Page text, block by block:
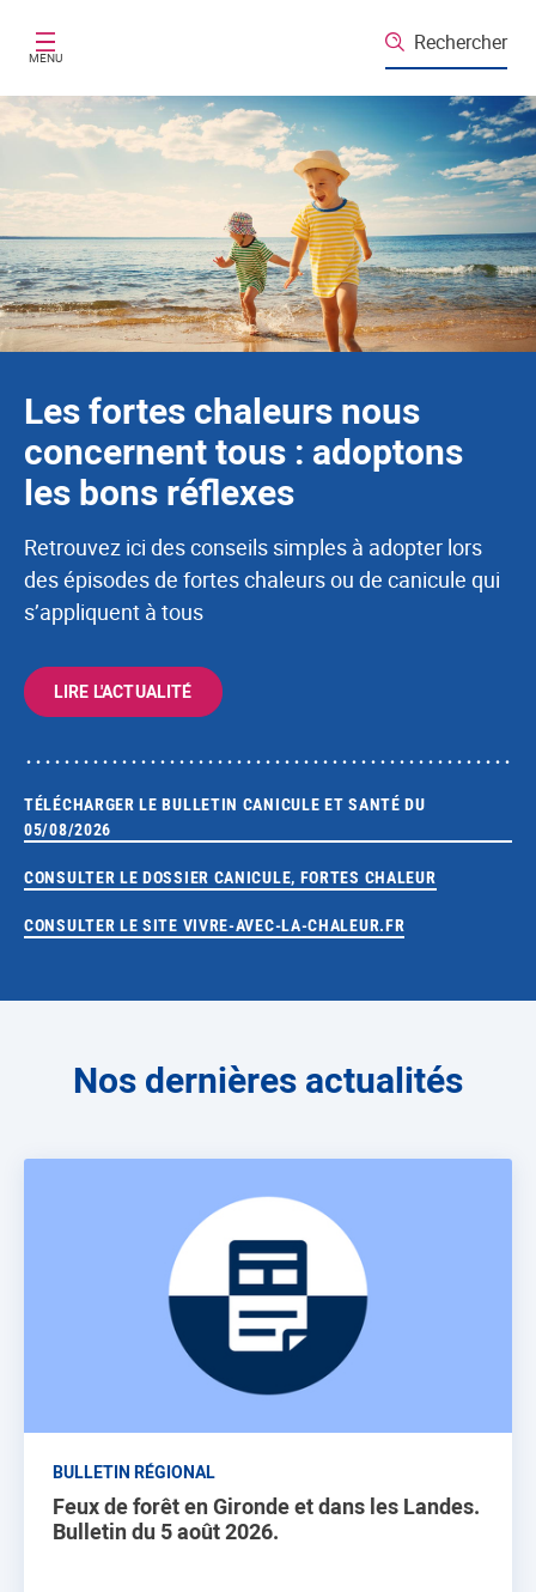
MENU
Rechercher
Santé publique France
Les fortes chaleurs nous
concernent tous : adoptons
les bons réflexes
Retrouvez ici des conseils simples à adopter lors
des épisodes de fortes chaleurs ou de canicule qui
s’appliquent à tous
LIRE L'ACTUALITÉ
TÉLÉCHARGER LE BULLETIN CANICULE ET SANTÉ DU
05/08/2026
CONSULTER LE DOSSIER CANICULE, FORTES CHALEUR
CONSULTER LE SITE VIVRE-AVEC-LA-CHALEUR.FR
Nos dernières actualités
BULLETIN RÉGIONAL
Feux de forêt en Gironde et dans les Landes.
Bulletin du 5 août 2026.